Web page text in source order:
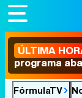
ÚLTIMA
programa
FórmulaTV